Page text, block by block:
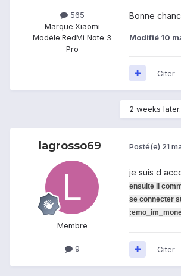
565
Marque:Xiaomi
Modèle:RedMi Note 3
Pro
Bonne
Modifié 10
Citer
2 weeks
lagrosso69
Membre
9
Posté(e) 21
je suis d
ensuite il
se connecter
Citer